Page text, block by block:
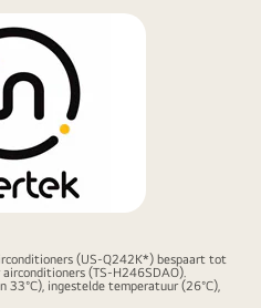
(US-Q242K*) bespaart tot
(TS-H246SDAO).
ingestelde temperatuur (26°C),